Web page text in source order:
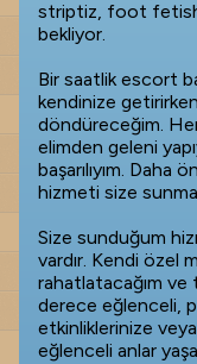
striptiz, foot fetish
bekliyor.
Bir saatlik escort
kendinize
döndüreceğim.
elimden geleni
başarılıyım.
hizmeti size
Size sunduğum
vardır. Kendi özel
rahatlatacağım ve
derece eğlenceli,
etkinliklerinize veya
eğlenceli anlar